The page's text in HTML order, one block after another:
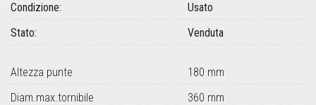
Condizione:
Usato
Stato:
Venduta
Altezza punte
180 mm
Diam.max.tornibile
360 mm